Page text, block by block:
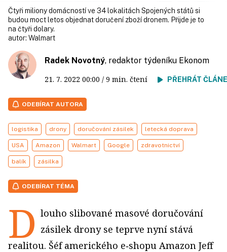
Čtyři miliony domácností ve 34 lokalitách Spojených států si
budou moct letos objednat doručení zboží dronem. Přijde je to
na čtyři dolary.
autor: Walmart
Radek Novotný, redaktor týdeníku Ekonom
21. 7. 2022 00:00 / 9 min. čtení PŘEHRÁT
ODEBÍRAT AUTORA
logistika drony doručování zásilek letecká doprava
USA Amazon Walmart Google zdravotnictví
balík zásilka
ODEBÍRAT TÉMA
D louho slibované masové doručování
zásilek drony se teprve nyní stává
realitou. Šéf amerického e‑shopu Amazon Jeff